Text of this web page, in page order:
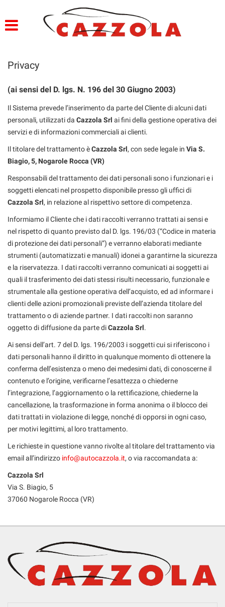
LISTA VEICOLI
SERVIZI
OFFICINA E CARROZZERIA
GARANZIA 12 MESI
CONSEGNA IMEDDIATA
RICEVIMENTO CLIENTI
ACQUISTIAMO USATO
ASSISTENZA
CONTATTI
Privacy
(ai sensi del D. lgs. N. 196 del 30 Giugno 2003)
Il Sistema prevede l’inserimento da parte del Cliente di alcuni dati
personali, utilizzati da Cazzola Srl ai fini della gestione operativa dei
servizi e di informazioni commerciali ai clienti.
Il titolare del trattamento èCazzola Srl, con sede legale in Via S.
Biagio, 5, Nogarole Rocca (VR)
Responsabili del trattamento dei dati personali sono i funzionari e i
soggetti elencati nel prospetto disponibile presso gli uffici di
Cazzola Srl, in relazione al rispettivo settore di competenza.
Informiamo il Cliente che i dati raccolti verranno trattati ai sensi e
nel rispetto di quanto previsto dal D. lgs. 196/03 (“Codice in materia
di protezione dei dati personali”) e verranno elaborati mediante
strumenti (automatizzati e manuali) idonei a garantirne la sicurezza
e la riservatezza. I dati raccolti verranno comunicati ai soggetti ai
quali il trasferimento dei dati stessi risulti necessario, funzionale e
strumentale alla gestione operativa dell’acquisto, ed ad informare i
clienti delle azioni promozionali previste dell’azienda titolare del
trattamento o di aziende partner. I dati raccolti non saranno
oggetto di diffusione da parte diCazzola Srl.
Ai sensi dell’art. 7 del D. lgs. 196/2003 i soggetti cui si riferiscono i
dati personali hanno il diritto in qualunque momento di ottenere la
conferma dell’esistenza o meno dei medesimi dati, di conoscerne il
contenuto e l’origine, verificarne l’esattezza o chiederne
l’integrazione, l’aggiornamento o la rettificazione, chiederne la
cancellazione, la trasformazione in forma anonima o il blocco dei
dati trattati in violazione di legge, nonché di opporsi in ogni caso,
per motivi legittimi, al loro trattamento.
Le richieste in questione vanno rivolte al titolare del trattamento via
email all’indirizzo info@autocazzola.it, o via raccomandata a:
Cazzola Srl
Via S. Biagio, 5
37060 Nogarole Rocca (VR)